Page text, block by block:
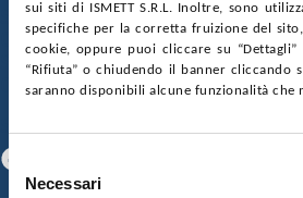
sui siti di ISMETT S.R.L. Inoltre, sono
specifiche per la corretta fruizione del
cookie, oppure puoi cliccare su
“Rifiuta” o chiudendo il banner cliccando
saranno disponibili alcune funzionalità che
Selezione
delNecessari
SOCIETÀ TRASPARENTE
GARE E CONTRATTIPRIVACY
SOSTIENICIMAPPA DEL SITO
CONTATTI